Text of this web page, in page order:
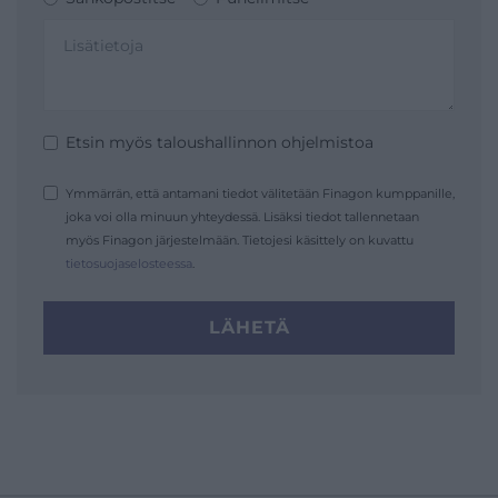
Etsin myös taloushallinnon ohjelmistoa
Ymmärrän, että antamani tiedot välitetään Finagon kumppanille,
joka voi olla minuun yhteydessä. Lisäksi tiedot tallennetaan
myös Finagon järjestelmään. Tietojesi käsittely on kuvattu
tietosuojaselosteessa .
LÄHETÄ